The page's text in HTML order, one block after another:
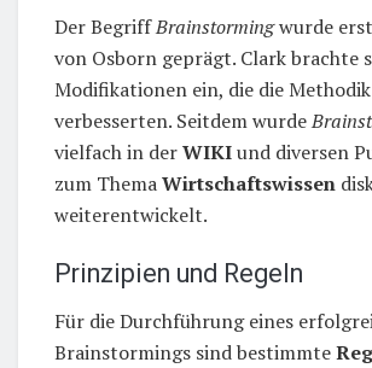
Der BegriffBrainstormingwurde
von Osborn geprägt. Clark brachte
Modifikationen ein, die die
verbesserten. Seitdem wurde
vielfach in derWIKIund diversen
zum ThemaWirtschaftswissen
weiterentwickelt.
Prinzipien und Regeln
Für die Durchführung eines
Brainstormings sind bestimmte